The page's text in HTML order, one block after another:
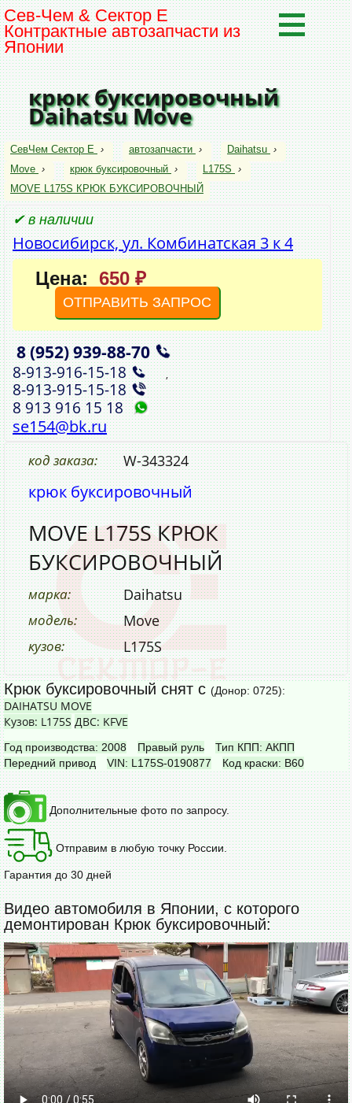
Сев-Чем & Сектор Е
Контрактные автозапчасти из
Японии
крюк буксировочный
Daihatsu Move
СевЧем Сектор Е › автозапчасти › Daihatsu ›
Move › крюк буксировочный › L175S ›
MOVE L175S КРЮК БУКСИРОВОЧНЫЙ
✔ в наличии
Новосибирск, ул. Комбинатская 3 к 4
Цена: 650 ₽
ОТПРАВИТЬ ЗАПРОС
8 (952)939‑88‑70 ,
8‑913‑916‑15‑18 ,
8‑913‑915‑15‑18
8 913 916 15 18
se154@bk.ru
код заказа: W-343324
крюк буксировочный
MOVE L175S КРЮК
БУКСИРОВОЧНЫЙ
марка: Daihatsu
модель: Move
кузов: L175S
Крюк буксировочный снят с (Донор: 0725):
DAIHATSU MOVE
Кузов: L175S ДВС: KFVE
Год производства: 2008 Правый руль
Тип КПП: АКПП
Передний привод
VIN: L175S-0190877 Код краски: B60
Дополнительные фото по запросу.
Отправим в любую точку России.
Гарантия до 30 дней
Видео автомобиля в Японии, с которого
демонтирован Крюк буксировочный: